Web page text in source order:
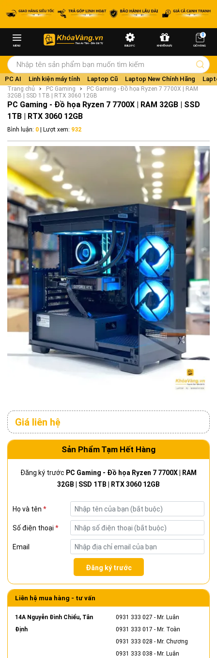
MENU BUILD PC KHUYẾN MÃI
0
GIỎ HÀNG
PC AI Linh kiện máy tính Laptop Cũ Laptop New Chính Hãng
Trang chủ PC Gaming
PC Gaming - Đồ họa Ryzen 7 7700X | RAM
32GB | SSD 1TB | RTX 3060 12GB
PC Gaming - Đồ họa Ryzen 7 7700X | RAM 32GB | SSD
1TB | RTX 3060 12GB
Bình luận: 0 | Lượt xem: 932
Giá liên hệ
Sản Phẩm Tạm Hết Hàng
Đăng ký trước PC Gaming - Đồ họa Ryzen 7 7700X | RAM
32GB | SSD 1TB | RTX 3060 12GB
Họ và tên *
Số điện thoại *
Email
Đăng ký trước
Liên hệ mua hàng - tư vấn
14A Nguyễn Đình Chiểu, Tân
Định
0931 333 027 - Mr. Luân
0931 333 017 - Mr. Toàn
0931 333 028 - Mr. Chương
0931 333 038 - Mr. Luân